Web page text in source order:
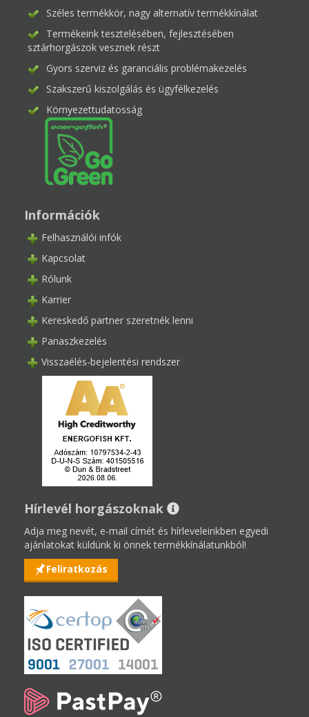
Széles termékkör, nagy alternatív termékkínálat
Termékeink tesztelésében, fejlesztésében
sztárhorgászok vesznek részt
Gyors szerviz és garanciális problémakezelés
Szakszerű kiszolgálás és ügyfélkezelés
Környezettudatosság
Információk
Felhasználói infók
Kapcsolat
Rólunk
Karrier
Kereskedő partner szeretnék lenni
Panaszkezelés
Visszaélés-bejelentési rendszer
Hírlevél horgászoknak
Adja meg nevét, e-mail címét és hírleveleinkben egyedi
ajánlatokat küldünk ki önnek termékkínálatunkból!
Feliratkozás